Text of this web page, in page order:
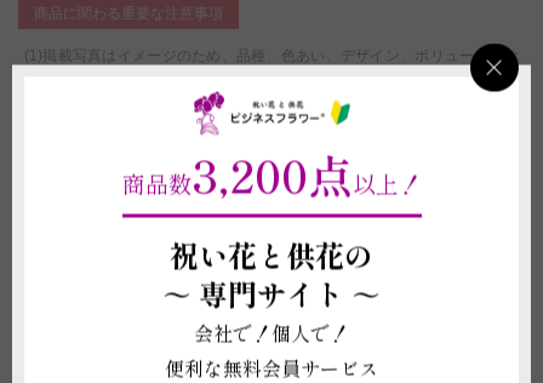
商品に関わる重要な注意事項
(1)掲載写真はイメージのため、品種、色あい、デザイン、ボリューム感な
どは状況により差異がございます。また、メッセージカードやラッピング資
材等の形状や素材等は掲載イメージ写真と異なる場合がございます。これら
イメージ写真と現物との違いを理由とする返品、返金、交換、その他の請求
(2)花瓶は強い衝撃を与えると傷やへこみが生じることや破損することがご
ざいますので、お取り扱いにはご注意ください。また、ベンジンやシンナー
等の有機溶剤、ガラスコーティング剤はケミカルクラックを誘発する恐れが
ございますので使用しないでください。
(3)受注制作（オーダー）のため、商品作成後の変更・取り消しを承ること
ができません。制作開始後に、万が一ご注文をお取り消しされた場合も代金
はご注文者様に全額負担いただきます。
配送に関わる重要な注意事項
商品数3,200点以上！
祝い花と供花の
～ 専門サイト ～
会社で！個人で！
便利な無料会員サービス